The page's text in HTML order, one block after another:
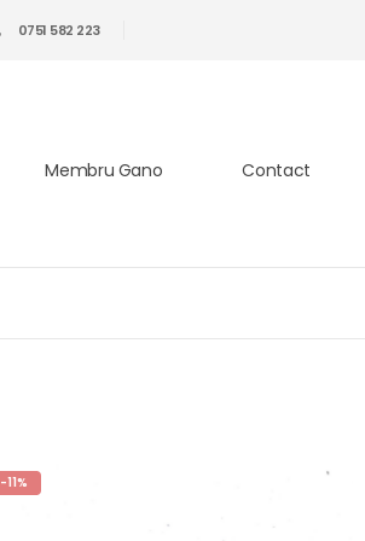
0751 582 223
Membru Gano Contact
-11%